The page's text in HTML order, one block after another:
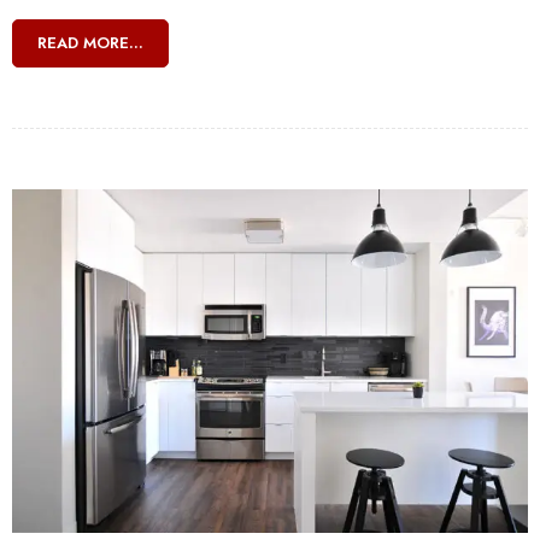
READ MORE...